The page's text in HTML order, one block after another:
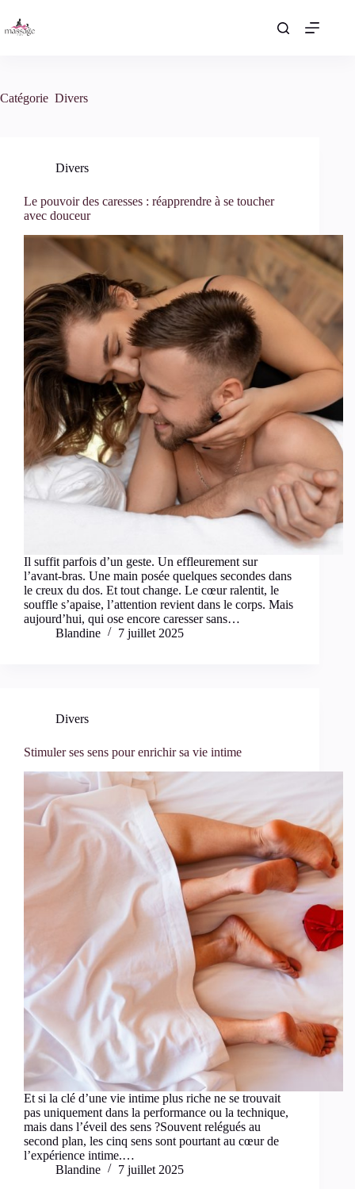
contenu
Catégorie Divers
Divers
Le pouvoir des caresses : réapprendre à se toucher
avec douceur
Il suffit parfois d’un geste. Un effleurement sur
l’avant-bras. Une main posée quelques secondes dans
le creux du dos. Et tout change. Le cœur ralentit, le
souffle s’apaise, l’attention revient dans le corps. Mais
aujourd’hui, qui ose encore caresser sans…
Blandine
7 juillet 2025
Divers
Stimuler ses sens pour enrichir sa vie intime
Et si la clé d’une vie intime plus riche ne se trouvait
pas uniquement dans la performance ou la technique,
mais dans l’éveil des sens ?Souvent relégués au
second plan, les cinq sens sont pourtant au cœur de
l’expérience intime.…
Blandine
7 juillet 2025